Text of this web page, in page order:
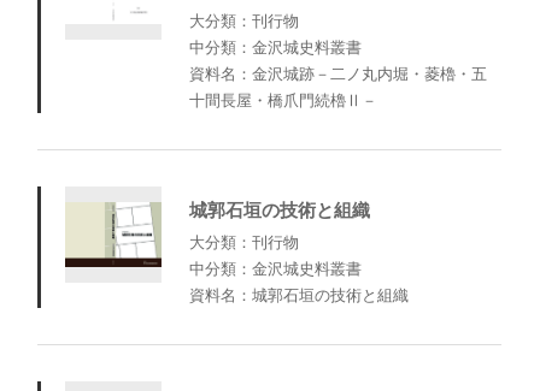
大分類：刊行物
中分類：金沢城史料叢書
資料名：金沢城跡－二ノ丸内堀・菱櫓・五
十間長屋・橋爪門続櫓Ⅱ－
城郭石垣の技術と組織
大分類：刊行物
中分類：金沢城史料叢書
資料名：城郭石垣の技術と組織